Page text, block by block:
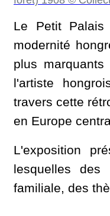
Le Petit
modernité
plus
l'artiste
travers cette
en Europe
L'exposition
lesquelles
familiale, des